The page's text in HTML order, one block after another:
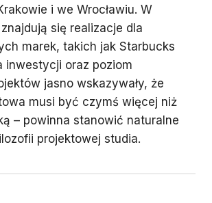
i we Wrocławiu. W
się realizacje dla
marek, takich jak Starbucks
inwestycji oraz poziom
jasno wskazywały, że
musi być czymś więcej niż
– powinna stanowić naturalne
projektowej studia.